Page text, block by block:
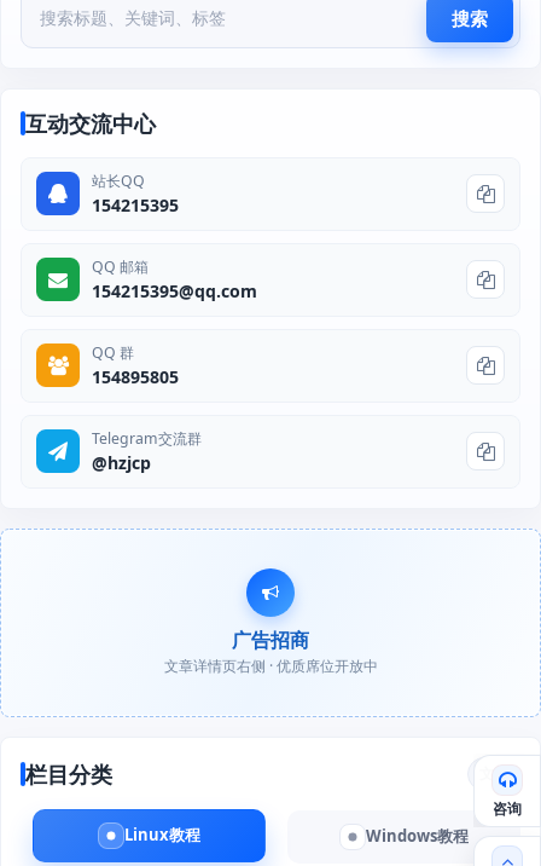
搜索
互动交流中心
站长QQ
154215395
QQ 邮箱
154215395@qq.com
QQ 群
154895805
Telegram交流群
@hzjcp
广告招商
文章详情页右侧 · 优质席位开放中
栏目分类 文章
Linux教程 Windows教程
咨询